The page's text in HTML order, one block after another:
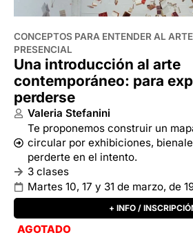
Te proponemos construir un
perderte en el intento.
3 clases
Martes 10, 17 y 31 de marzo, de
+ INFO /
AGOTADO